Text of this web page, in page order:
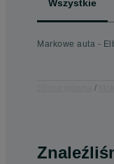
Wszystkie
Markowe auta -